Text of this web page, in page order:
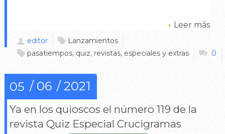
Leer más
editor
Lanzamientos
pasatiempos, quiz, revistas, especiales y extras 0
05 06 2021
Ya en los quioscos el número 119 de la
revista Quiz Especial Crucigramas